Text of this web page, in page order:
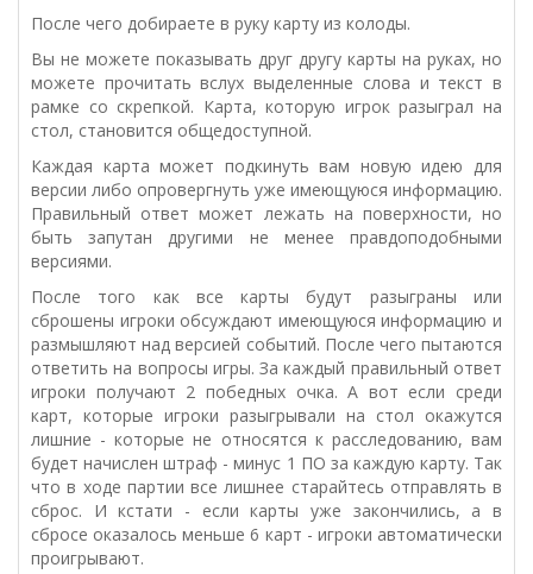
После чего добираете в руку карту из колоды.
Вы не можете показывать друг другу карты на руках, но
можете прочитать вслух выделенные слова и текст в
рамке со скрепкой. Карта, которую игрок разыграл на
стол, становится общедоступной.
Каждая карта может подкинуть вам новую идею для
версии либо опровергнуть уже имеющуюся информацию.
Правильный ответ может лежать на поверхности, но
быть запутан другими не менее правдоподобными
версиями.
После того как все карты будут разыграны или
сброшены игроки обсуждают имеющуюся информацию и
размышляют над версией событий. После чего пытаются
ответить на вопросы игры. За каждый правильный ответ
игроки получают 2 победных очка. А вот если среди
карт, которые игроки разыгрывали на стол окажутся
лишние - которые не относятся к расследованию, вам
будет начислен штраф - минус 1 ПО за каждую карту. Так
что в ходе партии все лишнее старайтесь отправлять в
сброс. И кстати - если карты уже закончились, а в
сбросе оказалось меньше 6 карт - игроки автоматически
проигрывают.